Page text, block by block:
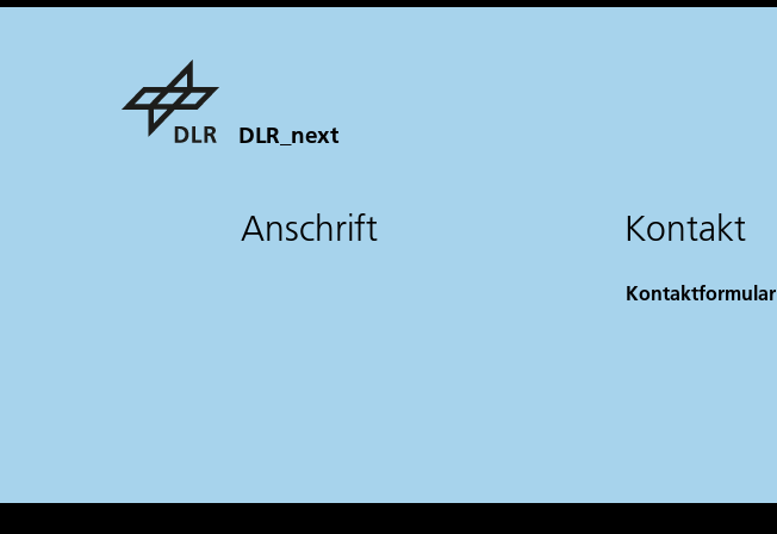
DLR_next
Anschrift Kontakt
Kontaktformular